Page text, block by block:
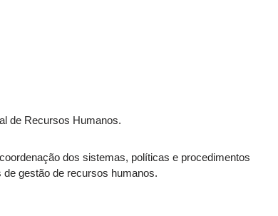
de Recursos Humanos.
dos sistemas, políticas e procedimentos
gestão de recursos humanos.